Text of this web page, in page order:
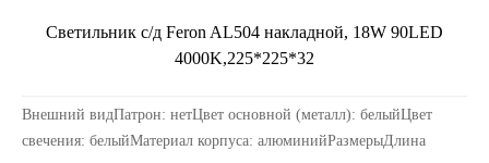
Светильник с/д Feron AL504 накладной, 18W 90LED
4000K,225*225*32
Внешний видПатрон: нетЦвет основной (металл): белыйЦвет
свечения: белыйМатериал корпуса: алюминийРазмерыДлина